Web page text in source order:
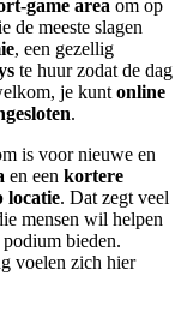
game area om op
de meeste slagen
, een gezellig
te huur zodat de dag
je kunt online
.
is voor nieuwe en
en een kortere
locatie. Dat zegt veel
mensen wil helpen
bieden.
voelen zich hier